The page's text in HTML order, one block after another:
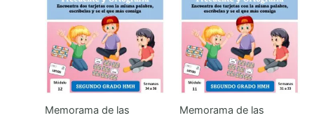
Memorama de las
Memorama de las